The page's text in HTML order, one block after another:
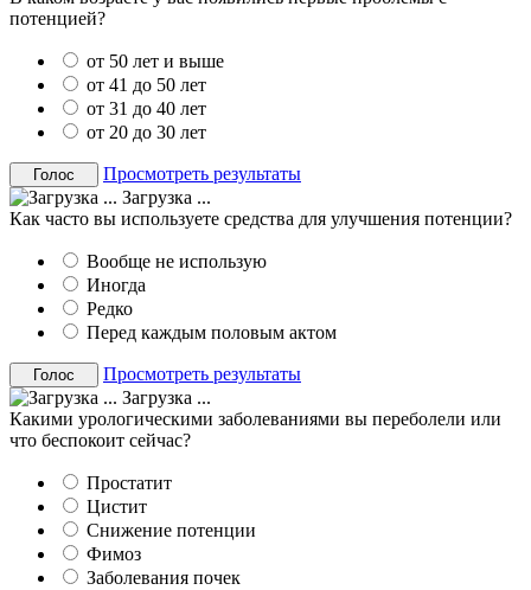
потенцией?
от 50 лет и выше
от 41 до 50 лет
от 31 до 40 лет
от 20 до 30 лет
Просмотреть результаты
Загрузка ...
Как часто вы используете средства для улучшения потенции?
Вообще не использую
Иногда
Редко
Перед каждым половым актом
Просмотреть результаты
Загрузка ...
Какими урологическими заболеваниями вы переболели или
что беспокоит сейчас?
Простатит
Цистит
Снижение потенции
Фимоз
Заболевания почек